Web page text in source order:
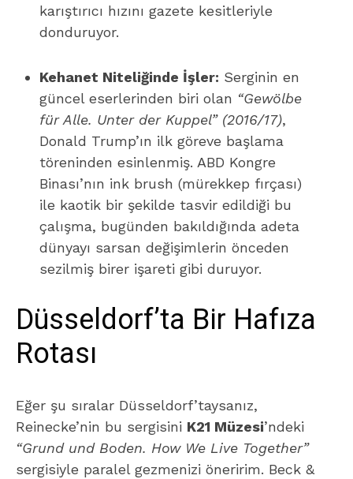
karıştırıcı hızını gazete kesitleriyle
donduruyor.
Kehanet Niteliğinde İşler: Serginin en
güncel eserlerinden biri olan “Gewölbe
für Alle. Unter der Kuppel” (2016/17),
Donald Trump’ın ilk göreve başlama
töreninden esinlenmiş. ABD Kongre
Binası’nın ink brush (mürekkep fırçası)
ile kaotik bir şekilde tasvir edildiği bu
çalışma, bugünden bakıldığında adeta
dünyayı sarsan değişimlerin önceden
sezilmiş birer işareti gibi duruyor.
Düsseldorf’ta Bir Hafıza
Rotası
Eğer şu sıralar Düsseldorf’taysanız,
Reinecke’nin bu sergisini K21 Müzesi’ndeki
“Grund und Boden. How We Live Together”
sergisiyle paralel gezmenizi öneririm. Beck &